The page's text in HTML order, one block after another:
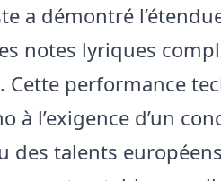
a démontré
notes lyriques
Cette performance
à l’exigence d’un
des talents